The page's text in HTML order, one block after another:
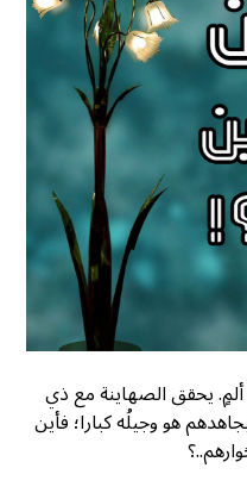
يحقق الصهاينة مع ذي
هو وجيلُه كبارا؛ فأين